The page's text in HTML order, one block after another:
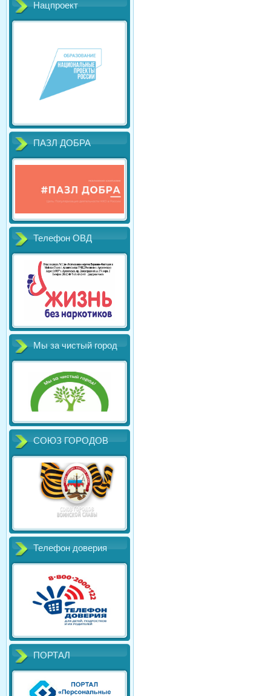
Нацпроект
ПАЗЛ ДОБРА
Телефон ОВД
Мы за чистый город
СОЮЗ ГОРОДОВ
Телефон доверия
ПОРТАЛ